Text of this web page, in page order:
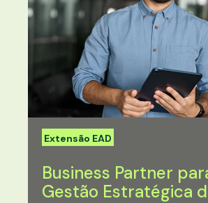
Extensão EAD
Business Partner
Gestão Estratégica